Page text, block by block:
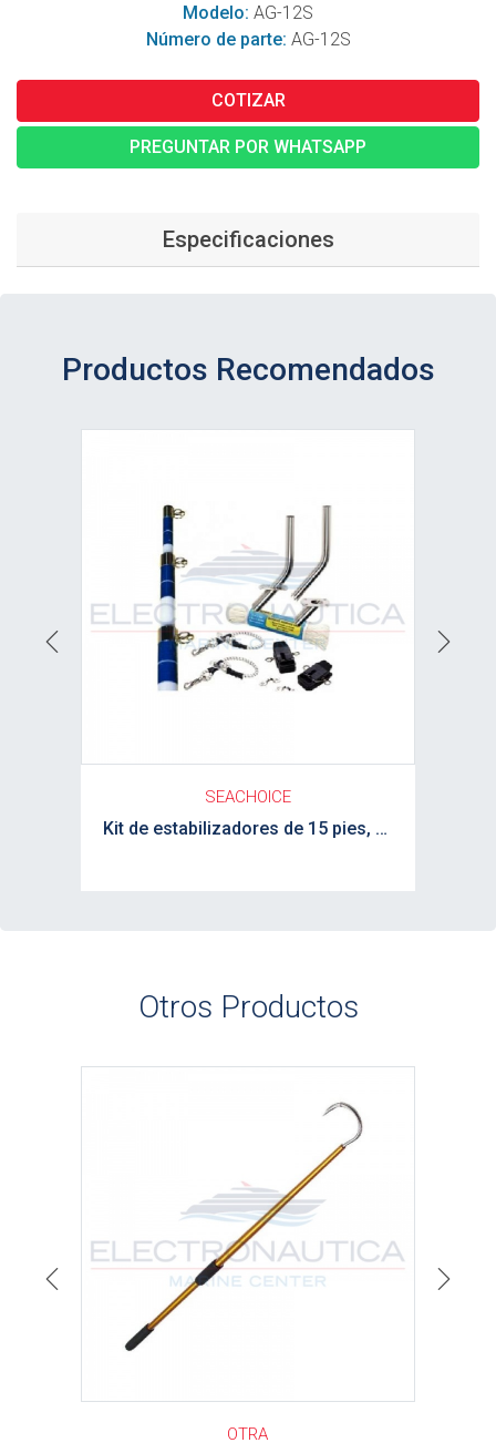
Modelo: AG-12S
Número de parte: AG-12S
COTIZAR
PREGUNTAR POR WHATSAPP
Especificaciones
Productos Recomendados
SEACHOICE
Kit de estabilizadores de 15 pies, blanco y azul, completo SEACHOICE
Previous Next
Otros Productos
OTRA
Previous Next